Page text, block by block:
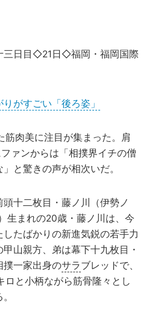
日目◇21日◇福岡・福岡国際
がすごい「後ろ姿」
肉美に注目が集まった。肩
ァンからは「相撲界イチの僧
と驚きの声が相次いだ。
十二枚目・藤ノ川（伊勢ノ
生まれの20歳・藤ノ川は、今
たばかりの新進気鋭の若手力
山親方、弟は幕下十九枚目・
撲一家出身のサラブレッドで、
ロと小柄ながら筋骨隆々とし